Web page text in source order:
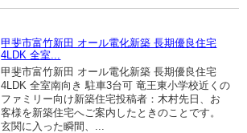
甲斐市富竹新田 オール電化新築 長期優良住宅
4LDK 全室...
甲斐市富竹新田 オール電化新築 長期優良住宅
4LDK 全室南向き 駐車3台可 竜王東小学校近くの
ファミリー向け新築住宅投稿者：木村先日、お
客様を新築住宅へご案内したときのことです。
玄関に入った瞬間、...